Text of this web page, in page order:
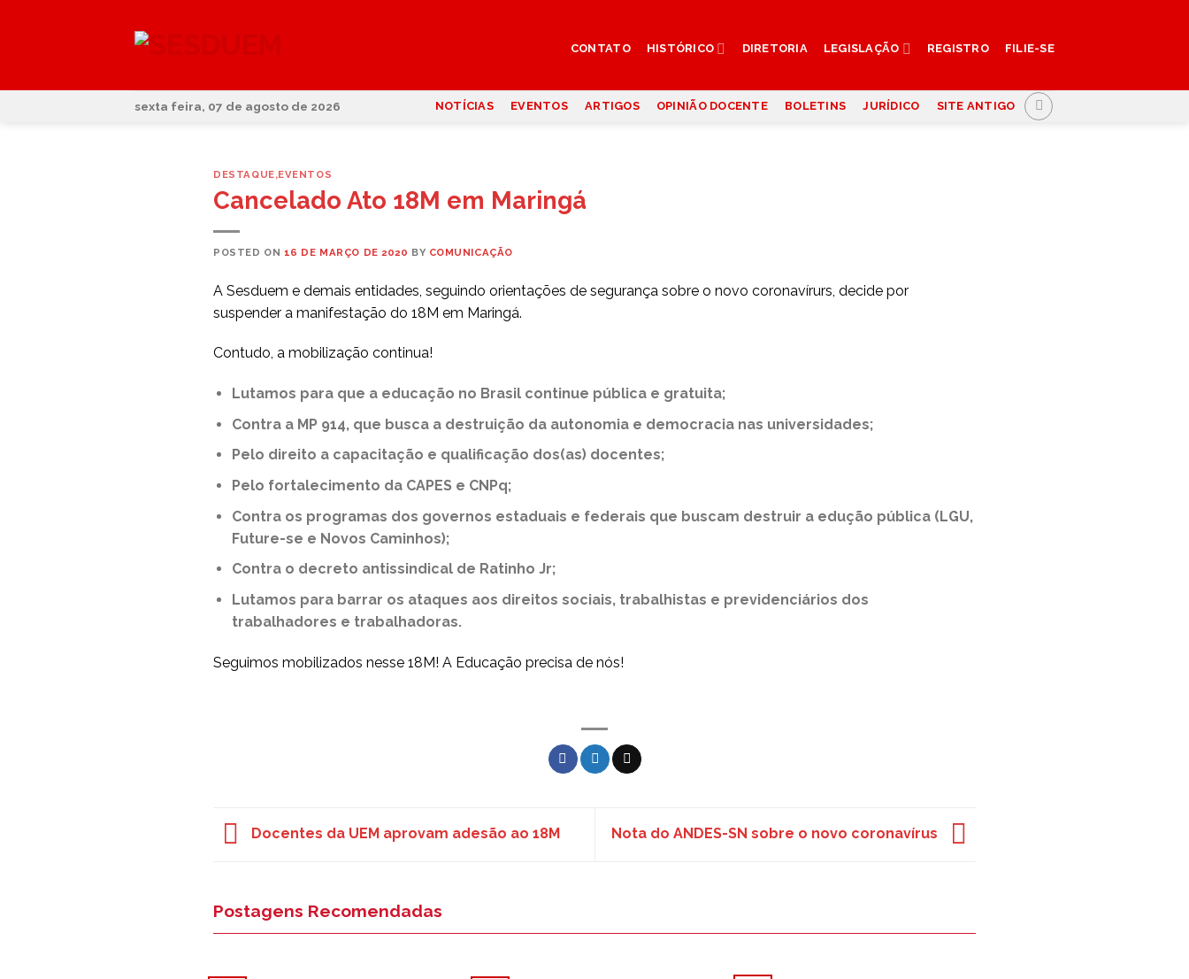
CONTATO HISTÓRICO DIRETORIA LEGISLAÇÃO REGISTRO FILIE-SE
sexta feira, 07 de agosto de 2026 NOTÍCIAS EVENTOS ARTIGOS OPINIÃO DOCENTE BOLETINS JURÍDICO SITE ANTIGO
DESTAQUE,EVENTOS
Cancelado Ato 18M em Maringá
POSTED ON 16 DE MARÇO DE 2020 BY COMUNICAÇÃO
A Sesduem e demais entidades, seguindo orientações de segurança sobre o novo coronavírurs, decide por
suspender a manifestação do 18M em Maringá.
Contudo, a mobilização continua!
Lutamos para que a educação no Brasil continue pública e gratuita;
Contra a MP 914, que busca a destruição da autonomia e democracia nas universidades;
Pelo direito a capacitação e qualificação dos(as) docentes;
Pelo fortalecimento da CAPES e CNPq;
Contra os programas dos governos estaduais e federais que buscam destruir a edução pública (LGU,
Future-se e Novos Caminhos);
Contra o decreto antissindical de Ratinho Jr;
Lutamos para barrar os ataques aos direitos sociais, trabalhistas e previdenciários dos
trabalhadores e trabalhadoras.
Seguimos mobilizados nesse 18M! A Educação precisa de nós!
Docentes da UEM aprovam adesão ao 18M Nota do ANDES-SN sobre o novo coronavírus
Postagens Recomendadas